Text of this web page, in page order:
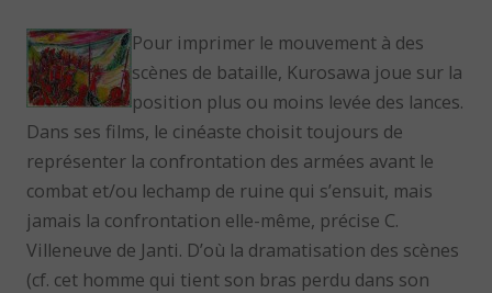
Pour imprimer le mouvement à des
scènes de bataille, Kurosawa joue sur la
position plus ou moins levée des lances.
Dans ses films, le cinéaste choisit toujours de
représenter la confrontation des armées avant le
combat et/ou lechamp de ruine qui s’ensuit, mais
jamais la confrontation elle-même, précise C.
Villeneuve de Janti. D’où la dramatisation des scènes
(cf. cet homme qui tient son bras perdu dans son